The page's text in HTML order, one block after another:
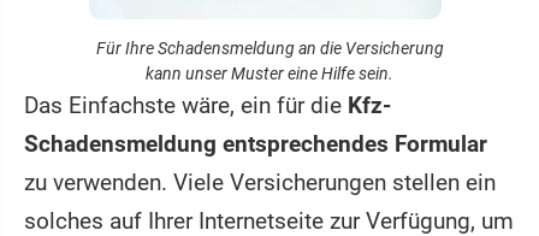
Für Ihre Schadensmeldung an die Versicherung
kann unser Muster eine Hilfe sein.
Das Einfachste wäre, ein für die Kfz-
Schadensmeldung entsprechendes Formular
zu verwenden. Viele Versicherungen stellen ein
solches auf Ihrer Internetseite zur Verfügung, um